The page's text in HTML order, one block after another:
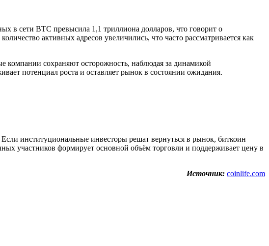
в сети BTC превысила 1,1 триллиона долларов, что говорит о
активных адресов увеличились, что часто рассматривается как
сохраняют осторожность, наблюдая за динамикой
потенциал роста и оставляет рынок в состоянии ожидания.
институциональные инвесторы решат вернуться в рынок, биткоин
участников формирует основной объём торговли и поддерживает цену в
Источник: coinlife.com